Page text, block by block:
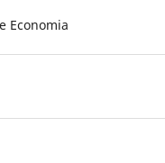
Economia